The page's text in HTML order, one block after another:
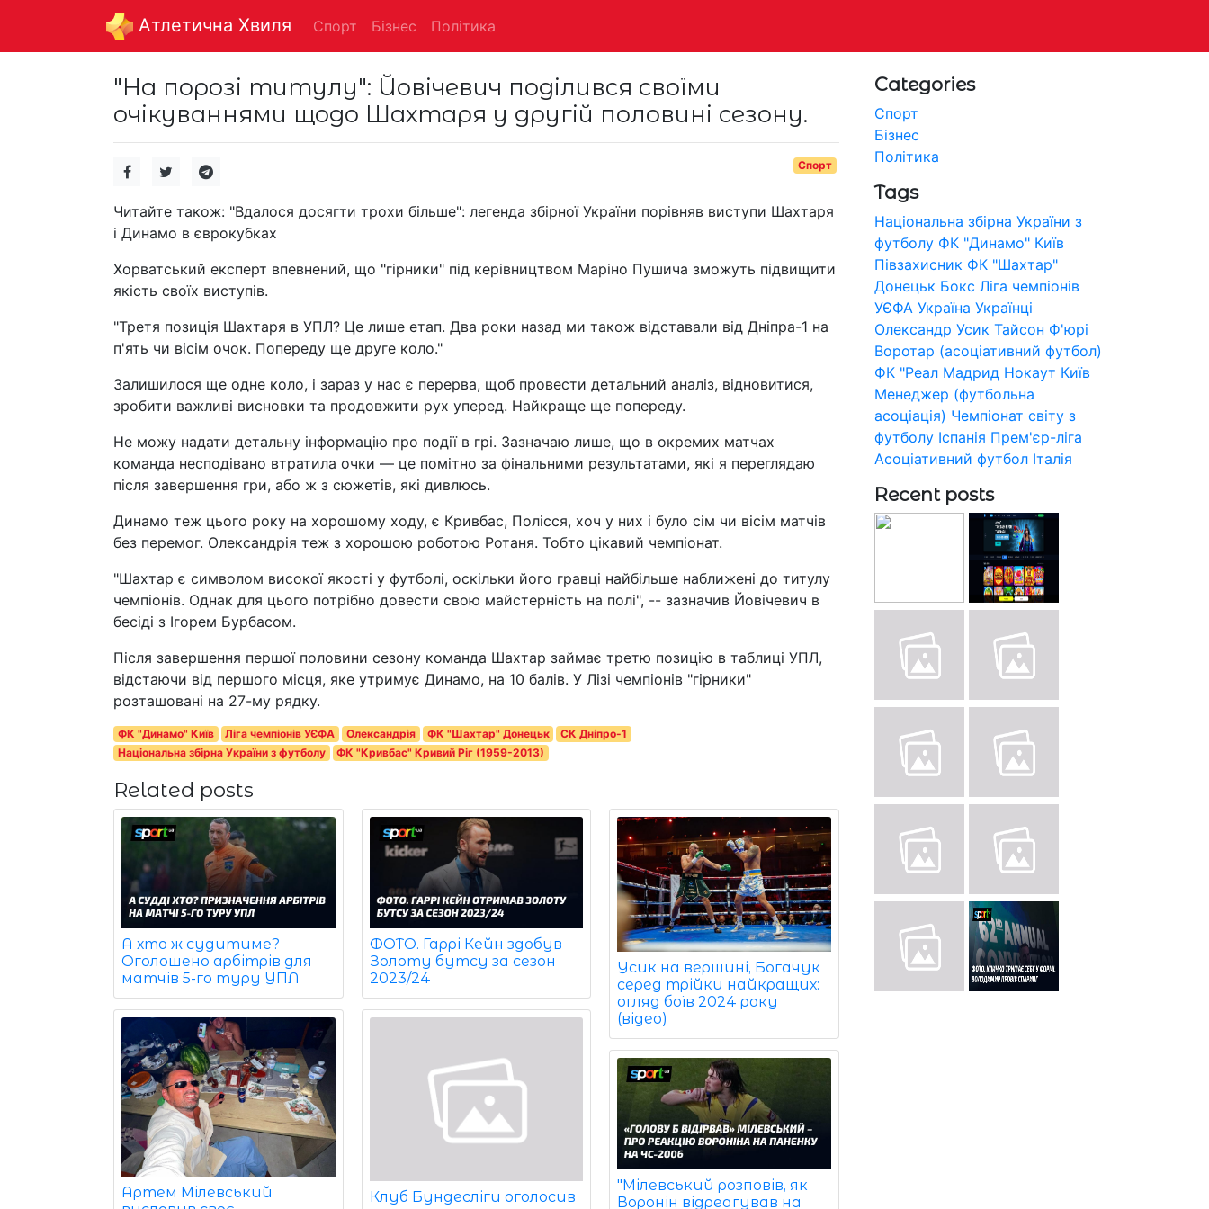
Aтлетична Хвиля Спорт Бізнес Політика
"На порозі титулу": Йовічевич поділився своїми
очікуваннями щодо Шахтаря у другій половині сезону.
Спорт
Читайте також: "Вдалося досягти трохи більше": легенда збірної України порівняв виступи Шахтаря
і Динамо в єврокубках
Хорватський експерт впевнений, що "гірники" під керівництвом Маріно Пушича зможуть підвищити
якість своїх виступів.
"Третя позиція Шахтаря в УПЛ? Це лише етап. Два роки назад ми також відставали від Дніпра-1 на
п'ять чи вісім очок. Попереду ще друге коло."
Залишилося ще одне коло, і зараз у нас є перерва, щоб провести детальний аналіз, відновитися,
зробити важливі висновки та продовжити рух уперед. Найкраще ще попереду.
Не можу надати детальну інформацію про події в грі. Зазначаю лише, що в окремих матчах
команда несподівано втратила очки — це помітно за фінальними результатами, які я переглядаю
після завершення гри, або ж з сюжетів, які дивлюсь.
Динамо теж цього року на хорошому ходу, є Кривбас, Полісся, хоч у них і було сім чи вісім матчів
без перемог. Олександрія теж з хорошою роботою Ротаня. Тобто цікавий чемпіонат.
"Шахтар є символом високої якості у футболі, оскільки його гравці найбільше наближені до титулу
чемпіонів. Однак для цього потрібно довести свою майстерність на полі", -- зазначив Йовічевич в
бесіді з Ігорем Бурбасом.
Після завершення першої половини сезону команда Шахтар займає третю позицію в таблиці УПЛ,
відстаючи від першого місця, яке утримує Динамо, на 10 балів. У Лізі чемпіонів "гірники"
розташовані на 27-му рядку.
ФК "Динамо" Київ Ліга чемпіонів УЄФА Олександрія ФК "Шахтар" Донецьк
СК Дніпро-1
Національна збірна України з футболу
ФК "Кривбас" Кривий Ріг (1959-2013)
Related posts
А хто ж судитиме?
Оголошено арбітрів для
матчів 5-го туру УПЛ
Артем Мілевський
ФОТО. Гаррі Кейн здобув
Золоту бутсу за сезон
2023/24
Клуб Бундесліги оголосив
Усик на вершині, Богачук
серед трійки найкращих:
огляд боїв 2024 року
(відео)
"Мілевський розповів, як
Воронін відреагував на
Categories
Спорт
Бізнес
Політика
Tags
Національна збірна України з
футболу ФК "Динамо" Київ
Півзахисник ФК "Шахтар"
Донецьк Бокс Ліга чемпіонів
УЄФА Україна Українці
Олександр Усик Тайсон Ф'юрі
Воротар (асоціативний футбол)
ФК "Реал Мадрид Нокаут Київ
Менеджер (футбольна
асоціація) Чемпіонат світу з
футболу Іспанія Прем'єр-ліга
Асоціативний футбол Італія
Recent posts